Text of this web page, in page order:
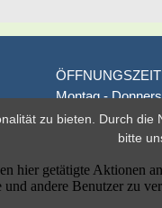
Montag -
Donnerstag
jeden 1. und 3.
oder nach
zu bieten. Durch
bitte